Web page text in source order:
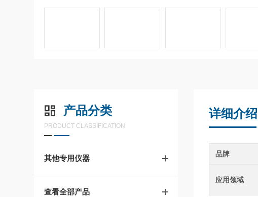
产品分类
PRODUCT CLASSIFICATION
其他专用仪器
查看全部产品
详细介绍
品牌
应用领域